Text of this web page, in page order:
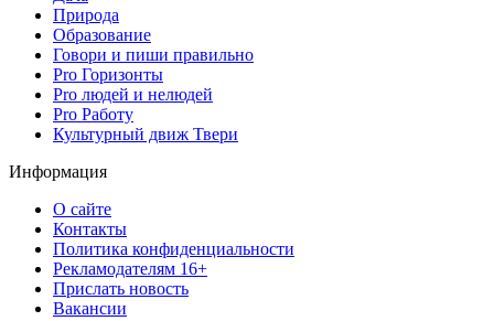
Природа
Образование
Говори и пиши правильно
Pro Горизонты
Pro людей и нелюдей
Pro Работу
Культурный движ Твери
Информация
О сайте
Контакты
Политика конфиденциальности
Рекламодателям 16+
Прислать новость
Вакансии